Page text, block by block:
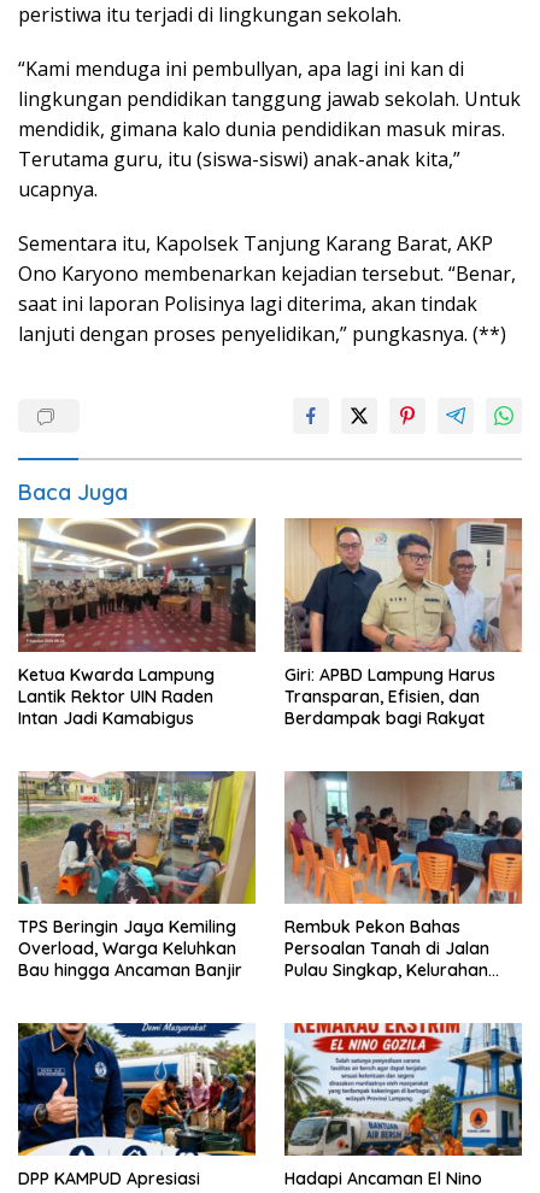
peristiwa itu terjadi di lingkungan sekolah.
“Kami menduga ini pembullyan, apa lagi ini kan di
lingkungan pendidikan tanggung jawab sekolah. Untuk
mendidik, gimana kalo dunia pendidikan masuk miras.
Terutama guru, itu (siswa-siswi) anak-anak kita,”
ucapnya.
Sementara itu, Kapolsek Tanjung Karang Barat, AKP
Ono Karyono membenarkan kejadian tersebut. “Benar,
saat ini laporan Polisinya lagi diterima, akan tindak
lanjuti dengan proses penyelidikan,” pungkasnya. (**)
Baca Juga
Ketua Kwarda Lampung
Lantik Rektor UIN Raden
Intan Jadi Kamabigus
Giri: APBD Lampung Harus
Transparan, Efisien, dan
Berdampak bagi Rakyat
TPS Beringin Jaya Kemiling
Overload, Warga Keluhkan
Bau hingga Ancaman Banjir
Rembuk Pekon Bahas
Persoalan Tanah di Jalan
Pulau Singkap, Kelurahan
DPP KAMPUD Apresiasi
Hadapi Ancaman El Nino